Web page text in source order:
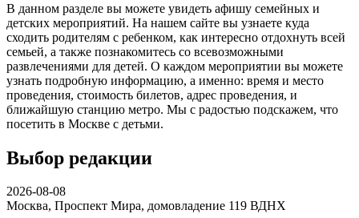
В данном разделе вы можете увидеть афишу семейных и
детских мероприятий. На нашем сайте вы узнаете куда
сходить родителям с ребенком, как интересно отдохнуть всей
семьей, а также познакомитесь со всевозможными
развлечениями для детей. О каждом мероприятии вы можете
узнать подробную информацию, а именно: время и место
проведения, стоимость билетов, адрес проведения, и
ближайшую станцию метро. Мы с радостью подскажем, что
посетить в Москве с детьми.
Выбор редакции
2026-08-08
Москва, Проспект Мира, домовладение 119 ВДНХ